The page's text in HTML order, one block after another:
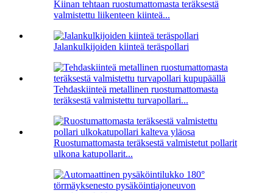
Kiinan tehtaan ruostumattomasta teräksestä
valmistettu liikenteen kiinteä...
Jalankulkijoiden kiinteä teräspollari
Tehdaskiinteä metallinen ruostumattomasta
teräksestä valmistettu turvapollari...
Ruostumattomasta teräksestä valmistetut pollarit
ulkona katupollarit...